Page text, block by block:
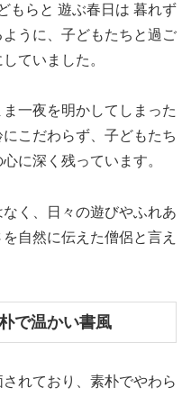
もらと 遊ぶ春日は 暮れず
うに、子どもたちと過ご
ていました。
一夜を明かしてしまった
こだわらず、子どもたち
に深く残っています。
く、日々の遊びやふれあ
自然に伝えた僧侶と言え
で温かい書風
れており、素朴でやわら